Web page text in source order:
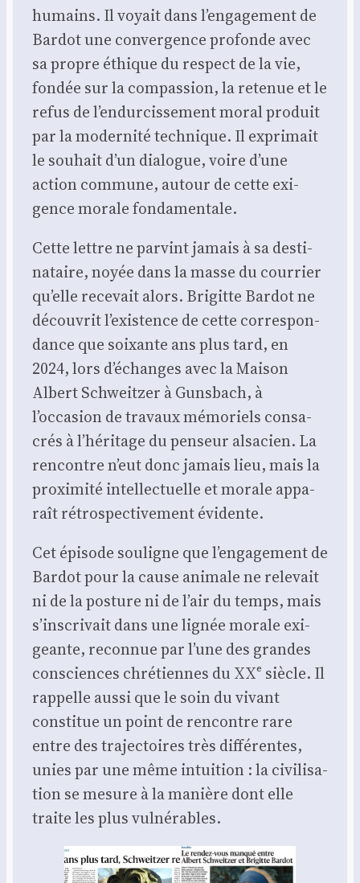
humains. Il voyait dans l’engagement de
Bar­dot une conver­gence pro­fonde avec
sa propre éthique du res­pect de la vie,
fon­dée sur la com­pas­sion, la rete­nue et le
refus de l’endurcissement moral pro­duit
par la moder­ni­té tech­nique. Il expri­mait
le sou­hait d’un dia­logue, voire d’une
action com­mune, autour de cette exi­
gence morale fon­da­men­tale.
Cette lettre ne par­vint jamais à sa des­ti­
na­taire, noyée dans la masse du cour­rier
qu’elle rece­vait alors. Bri­gitte Bar­dot ne
décou­vrit l’existence de cette cor­res­pon­
dance que soixante ans plus tard, en
2024, lors d’échanges avec la Mai­son
Albert Schweit­zer à Guns­bach, à
l’occasion de tra­vaux mémo­riels consa­
crés à l’héritage du pen­seur alsa­cien. La
ren­contre n’eut donc jamais lieu, mais la
proxi­mi­té intel­lec­tuelle et morale appa­
raît rétros­pec­ti­ve­ment évi­dente.
Cet épi­sode sou­ligne que l’engagement de
Bar­dot pour la cause ani­male ne rele­vait
ni de la pos­ture ni de l’air du temps, mais
s’inscrivait dans une lignée morale exi­
geante, recon­nue par l’une des grandes
consciences chré­tiennes du XXᵉ siècle. Il
rap­pelle aus­si que le soin du vivant
consti­tue un point de ren­contre rare
entre des tra­jec­toires très dif­fé­rentes,
unies par une même intui­tion : la civi­li­sa­
tion se mesure à la manière dont elle
traite les plus vul­né­rables.